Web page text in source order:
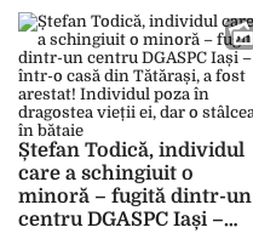
DGASPC
Ștefan Todică, individul
care a schingiuit o
minoră – fugită dintr-un
centru DGASPC Iași –